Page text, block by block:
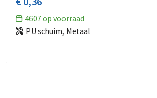
4607op voorraad
PU schuim, Metaal